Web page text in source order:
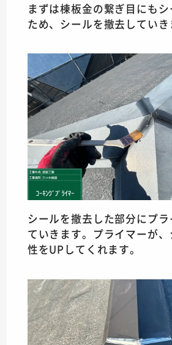
まずは棟板金の繋ぎ目にも
ため、シールを撤去していき
シールを撤去した部分にプ
ていきます。プライマーが
性をUPしてくれます。